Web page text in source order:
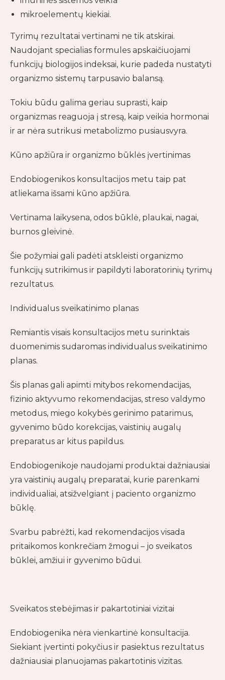
mikroelementų kiekiai.
Tyrimų rezultatai vertinami ne tik atskirai.
Naudojant specialias formules apskaičiuojami
funkcijų biologijos indeksai, kurie padeda nustatyti
organizmo sistemų tarpusavio balansą.
Tokiu būdu galima geriau suprasti, kaip
organizmas reaguoja į stresą, kaip veikia hormonai
ir ar nėra sutrikusi metabolizmo pusiausvyra.
Kūno apžiūra ir organizmo būklės įvertinimas
Endobiogenikos konsultacijos metu taip pat
atliekama išsami kūno apžiūra.
Vertinama laikysena, odos būklė, plaukai, nagai,
burnos gleivinė.
Šie požymiai gali padėti atskleisti organizmo
funkcijų sutrikimus ir papildyti laboratorinių tyrimų
rezultatus.
Individualus sveikatinimo planas
Remiantis visais konsultacijos metu surinktais
duomenimis sudaromas individualus sveikatinimo
planas.
Šis planas gali apimti mitybos rekomendacijas,
fizinio aktyvumo rekomendacijas, streso valdymo
metodus, miego kokybės gerinimo patarimus,
gyvenimo būdo korekcijas, vaistinių augalų
preparatus ar kitus papildus.
Endobiogenikoje naudojami produktai dažniausiai
yra vaistinių augalų preparatai, kurie parenkami
individualiai, atsižvelgiant į paciento organizmo
būklę.
Svarbu pabrėžti, kad rekomendacijos visada
pritaikomos konkrečiam žmogui – jo sveikatos
būklei, amžiui ir gyvenimo būdui.
Sveikatos stebėjimas ir pakartotiniai vizitai
Endobiogenika nėra vienkartinė konsultacija.
Siekiant įvertinti pokyčius ir pasiektus rezultatus
dažniausiai planuojamas pakartotinis vizitas.